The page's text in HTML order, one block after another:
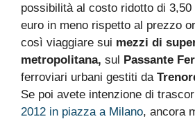
possibilità al costo ridotto di
euro in meno rispetto al prezzo
così viaggiare sui mezzi di
metropolitana, sul Passante
ferroviari urbani gestiti da
Se poi avete intenzione di
2012 in piazza a Milano, ancora